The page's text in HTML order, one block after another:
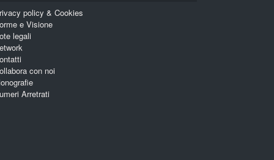
policy & Cookies
e Visione
legali
con noi
Arretrati